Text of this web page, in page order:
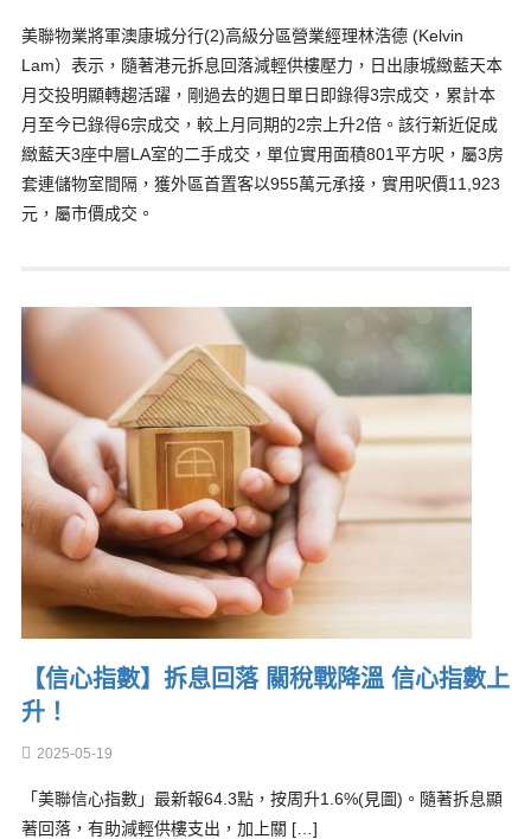
美聯物業將軍澳康城分行(2)高級分區營業經理林浩德 (Kelvin
Lam）表示，隨著港元拆息回落減輕供樓壓力，日出康城緻藍天本
月交投明顯轉趨活躍，剛過去的週日單日即錄得3宗成交，累計本
月至今已錄得6宗成交，較上月同期的2宗上升2倍。該行新近促成
緻藍天3座中層LA室的二手成交，單位實用面積801平方呎，屬3房
套連儲物室間隔，獲外區首置客以955萬元承接，實用呎價11,923
元，屬市價成交。
【信心指數】拆息回落 關稅戰降溫 信心指數上
升！
2025-05-19
「美聯信心指數」最新報64.3點，按周升1.6%(見圖)。隨著拆息顯
著回落，有助減輕供樓支出，加上關 […]